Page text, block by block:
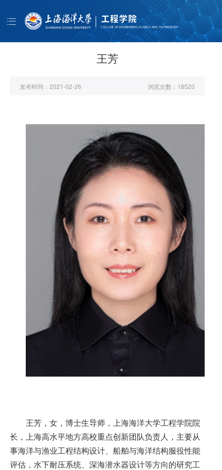
首页
人才培养
王芳
发布时间： 2021-02-26 浏览次数： 18520
王芳，女，博士生导师，上海海洋大学工程学院院
长，上海高水平地方高校重点创新团队负责人，主要从
事海洋与渔业工程结构设计、船舶与海洋结构服役性能
评估，水下耐压系统、深海潜水器设计等方向的研究工